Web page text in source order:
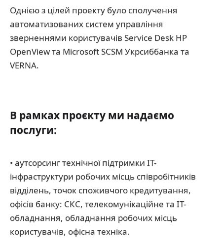
Однією з цілей проекту було сполучення
автоматизованих систем управління
зверненнями користувачів Service Desk HP
OpenView та Microsoft SCSM Укрсиббанка та
VERNA.
В рамках проєкту ми надаємо
послуги:
• аутсорсинг технічної підтримки ІТ-
інфраструктури робочих місць співробітників
відділень, точок споживчого кредитування,
офісів банку: СКС, телекомунікаційне та ІТ-
обладнання, обладнання робочих місць
користувачів, офісна техніка.